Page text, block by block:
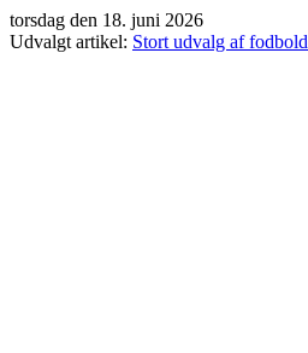
Videre
til
torsdag den 18. juni 2026
Udvalgt artikel: Stort udvalg af